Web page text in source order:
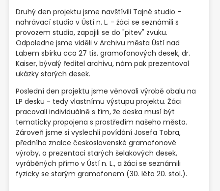
Druhý den projektu jsme navštívili Tajné studio -
nahrávací studio v Ústí n. L. - žáci se seznámili s
provozem studia, zapojili se do "pitev" zvuku.
Odpoledne jsme viděli v Archivu města Ústí nad
Labem sbírku cca 27 tis. gramofonových desek, dr.
Kaiser, bývalý ředitel archivu, nám pak prezentoval
ukázky starých desek.
Poslední den projektu jsme věnovali výrobě obalu na
LP desku - tedy vlastnímu výstupu projektu. Žáci
pracovali individuálně s tím, že deska musí být
tematicky propojena s prostředím našeho města.
Zároveň jsme si vyslechli povídání Josefa Tobra,
předního znalce československé gramofonové
výroby, a prezentaci starých šelakových desek,
vyráběných přímo v Ústí n. L., a žáci se seznámili
fyzicky se starým gramofonem (30. léta 20. stol.).